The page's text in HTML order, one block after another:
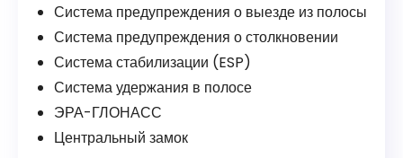
Система предупреждения о выезде из полосы
Система предупреждения о столкновении
Система стабилизации (ESP)
Система удержания в полосе
ЭРА-ГЛОНАСС
Центральный замок